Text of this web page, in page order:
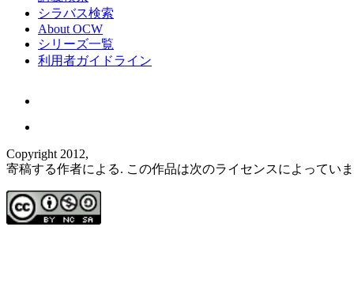
シラバス検索
About OCW
シリーズ一覧
利用者ガイドライン
Copyright 2012,
寄稿する作者による. この作品は次のライセンスによってい